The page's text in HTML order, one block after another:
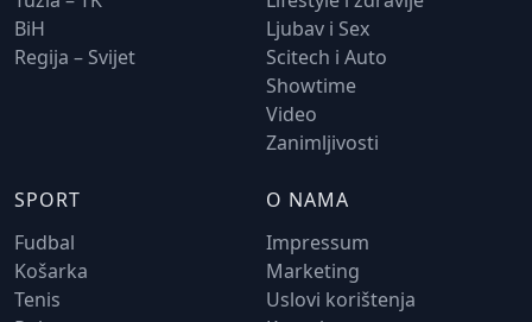
BiH
Regija – Svijet
Ljubav i Sex
Scitech i Auto
Showtime
Video
Zanimljivosti
SPORT
Fudbal
Košarka
Tenis
O NAMA
Impressum
Marketing
Uslovi korištenja